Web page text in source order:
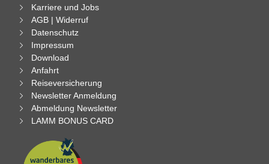
Karriere und Jobs
AGB | Widerruf
Datenschutz
Impressum
Download
Anfahrt
Reiseversicherung
Newsletter Anmeldung
Abmeldung Newsletter
LAMM BONUS CARD